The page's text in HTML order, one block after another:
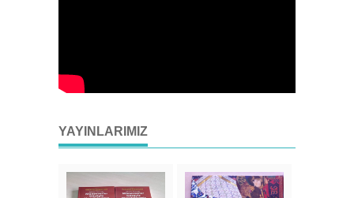
YAYINLARIMIZ